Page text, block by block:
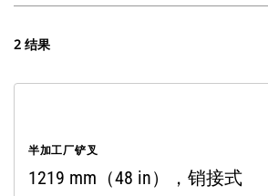
2 结果
半加工厂铲叉
1219 mm（48 in），销接式